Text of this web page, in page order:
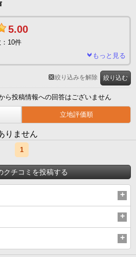
5.00
10件
もっと見る
ら投稿情報への回答はございません
立地評価順
絞り込む
絞り込みを解除
りません
1
クチコミを投稿する